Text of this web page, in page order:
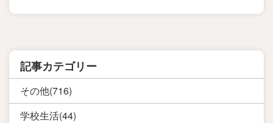
記事カテゴリー
その他(716)
学校生活(44)